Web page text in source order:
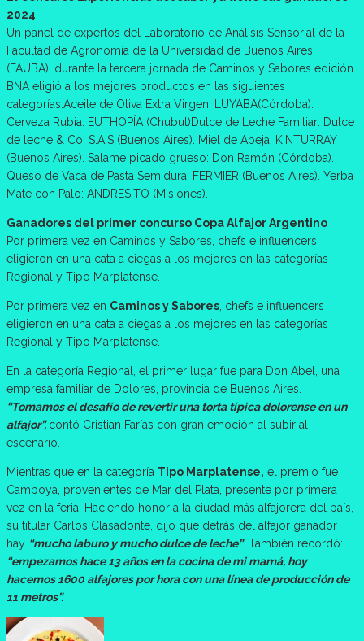
2024
Un panel de expertos del Laboratorio de Análisis Sensorial de la
Facultad de Agronomía de la Universidad de Buenos Aires
(FAUBA), durante la tercera jornada de Caminos y Sabores edición
BNA eligió a los mejores productos en las siguientes
categorías:Aceite de Oliva Extra Virgen: LUYABA(Córdoba).
Cerveza Rubia: EUTHOPÍA (Chubut)Dulce de Leche Familiar: Dulce
de leche & Co. S.A.S (Buenos Aires). Miel de Abeja: KINTURRAY
(Buenos Aires). Salame picado grueso: Don Ramón (Córdoba).
Queso de Vaca de Pasta Semidura: FERMIER (Buenos Aires). Yerba
Mate con Palo: ANDRESITO (Misiones).
Ganadores del primer concurso Copa Alfajor Argentino
Por primera vez en Caminos y Sabores, chefs e influencers
eligieron en una cata a ciegas a los mejores en las categorías
Regional y Tipo Marplatense.
Por primera vez en Caminos y Sabores, chefs e influencers
eligieron en una cata a ciegas a los mejores en las categorías
Regional y Tipo Marplatense.
En la categoría Regional, el primer lugar fue para Don Abel, una
empresa familiar de Dolores, provincia de Buenos Aires.
“Tomamos el desafío de revertir una torta típica dolorense en un
alfajor”,contó Cristian Farías con gran emoción al subir al
escenario.
Mientras que en la categoría Tipo Marplatense, el premio fue
Camboya, provenientes de Mar del Plata, presente por primera
vez en la feria. Haciendo honor a la ciudad más alfajorera del país,
su titular Carlos Clasadonte, dijo que detrás del alfajor ganador
hay “mucho laburo y mucho dulce de leche”. También recordó:
“empezamos hace 13 años en la cocina de mi mamá, hoy
hacemos 1600 alfajores por hora con una línea de producción de
11 metros”.